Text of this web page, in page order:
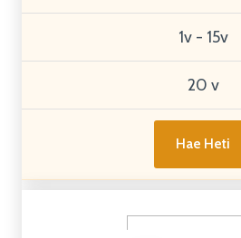
1v - 15v
20 v
Hae Heti